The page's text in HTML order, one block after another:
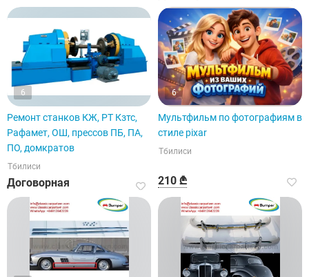
6
Ремонт станков КЖ, РТ Кзтс,
Рафамет, ОШ, прессов ПБ, ПА,
ПО, домкратов
Тбилиси
Договорная
6
Мультфильм по фотографиям в
стиле pixar
Тбилиси
210 ₾